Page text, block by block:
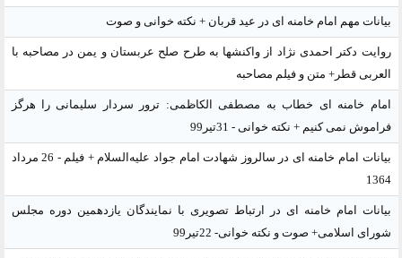
بیانات مهم امام خامنه ای در عید قربان + نکته خوانی و صوت
روایت دکتر احمدی نژاد از واکنشها به طرح صلح عربستان و یمن در مصاحبه با
العربی قطر+ متن و فیلم مصاحبه
امام خامنه ای خطاب به مصطفی الکاظمی: ترور سردار سلیمانی را هرگز
فراموش نمی کنیم + نکته خوانی - 31تیر99
بیانات امام خامنه ای در سالروز شهادت امام جواد علیه‌السلام + فیلم - 26 مرداد
1364
بیانات امام خامنه ای در ارتباط تصویری با نمایندگان یازدهمین دوره مجلس
شورای اسلامی+ صوت و نکته خوانی- 22تیر99